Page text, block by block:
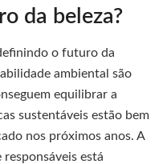
da beleza?
o futuro da
ambiental são
equilibrar a
sustentáveis estão bem
nos próximos anos. A
está